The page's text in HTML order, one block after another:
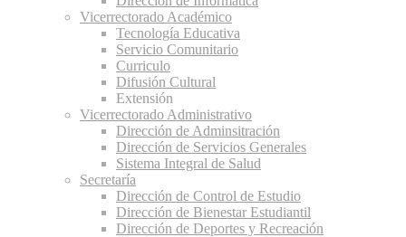
Vicerrectorado Académico
Tecnología Educativa
Servicio Comunitario
Curriculo
Difusión Cultural
Extensión
Vicerrectorado Administrativo
Dirección de Adminsitración
Dirección de Servicios Generales
Sistema Integral de Salud
Secretaría
Dirección de Control de Estudio
Dirección de Bienestar Estudiantil
Dirección de Deportes y Recreación